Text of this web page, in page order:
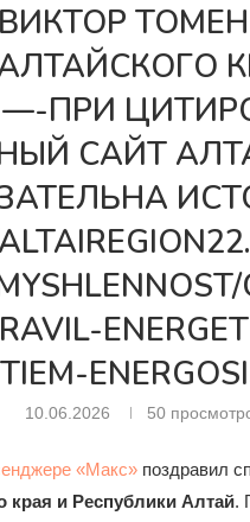
ПРИ
САЙТ
10.06.2026 50
«Макс» поздравил
края и Республики Алтай.